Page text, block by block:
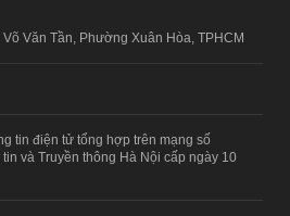
Văn Tần, Phường Xuân Hòa, TPHCM
tin điện tử tổng hợp trên mạng số
và Truyền thông Hà Nội cấp ngày 10